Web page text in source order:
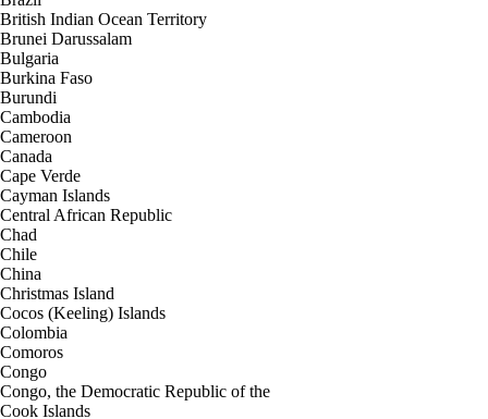
British Indian Ocean Territory
Brunei Darussalam
Bulgaria
Burkina Faso
Burundi
Cambodia
Cameroon
Canada
Cape Verde
Cayman Islands
Central African Republic
Chad
Chile
China
Christmas Island
Cocos (Keeling) Islands
Colombia
Comoros
Congo
Congo, the Democratic Republic of the
Cook Islands